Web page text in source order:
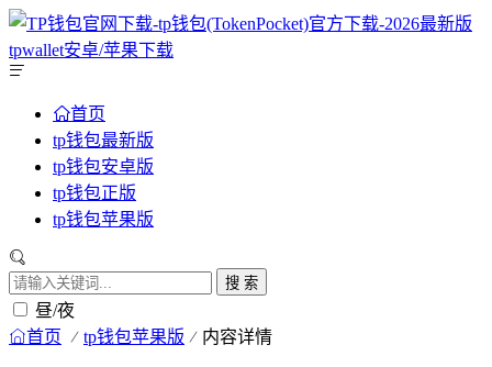
首页
tp钱包最新版
tp钱包安卓版
tp钱包正版
tp钱包苹果版
搜 索
昼/夜
首页 tp钱包苹果版 内容详情